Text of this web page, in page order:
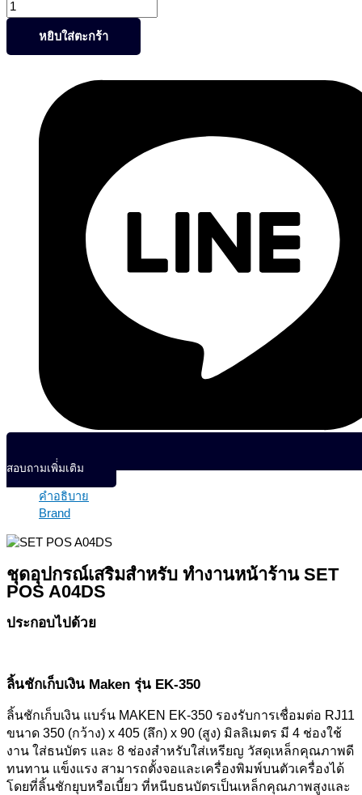
หยิบใส่ตะกร้า
สอบถามเพิ่่มเติม
คำอธิบาย
Brand
ชุดอุปกรณ์เสริมสำหรับ ทำงานหน้าร้าน SET
POS A04DS
ประกอบไปด้วย
ลิ้นชักเก็บเงิน Maken รุ่น EK-350
ลิ้นชักเก็บเงิน แบร์น MAKEN EK-350 รองรับการเชื่อมต่อ RJ11
ขนาด 350 (กว้าง) x 405 (ลึก) x 90 (สูง) มิลลิเมตร มี 4 ช่องใช้
งาน ใส่ธนบัตร และ 8 ช่องสำหรับใส่เหรียญ วัสดุเหล็กคุณภาพดี
ทนทาน แข็งแรง สามารถตั้งจอและเครื่องพิมพ์บนตัวเครื่องได้
โดยที่ลิ้นชักยุบหรือเบี้ยว ที่หนีบธนบัตรเป็นเหล็กคุณภาพสูงและ